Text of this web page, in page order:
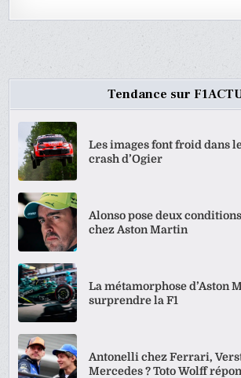
Tendance sur
Les images font froid dans
crash d’Ogier
Alonso pose deux
chez Aston Martin
La métamorphose d’Aston
surprendre la F1
Antonelli chez Ferrari,
Mercedes ? Toto Wolff